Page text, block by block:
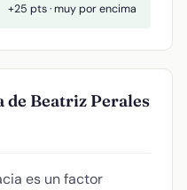
+25 pts · muy por encima
de Beatriz Perales
es un factor